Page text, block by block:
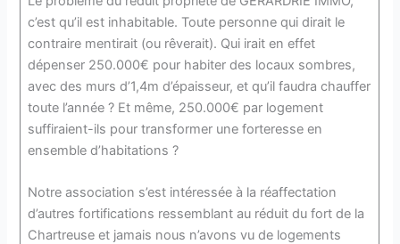
c’est qu’il est inhabitable. Toute personne qui dirait le
contraire mentirait (ou rêverait). Qui irait en effet
dépenser 250.000€ pour habiter des locaux sombres,
avec des murs d’1,4m d’épaisseur, et qu’il faudra chauffer
toute l’année ? Et même, 250.000€ par logement
suffiraient-ils pour transformer une forteresse en
ensemble d’habitations ?
Notre association s’est intéressée à la réaffectation
d’autres fortifications ressemblant au réduit du fort de la
Chartreuse et jamais nous n’avons vu de logements